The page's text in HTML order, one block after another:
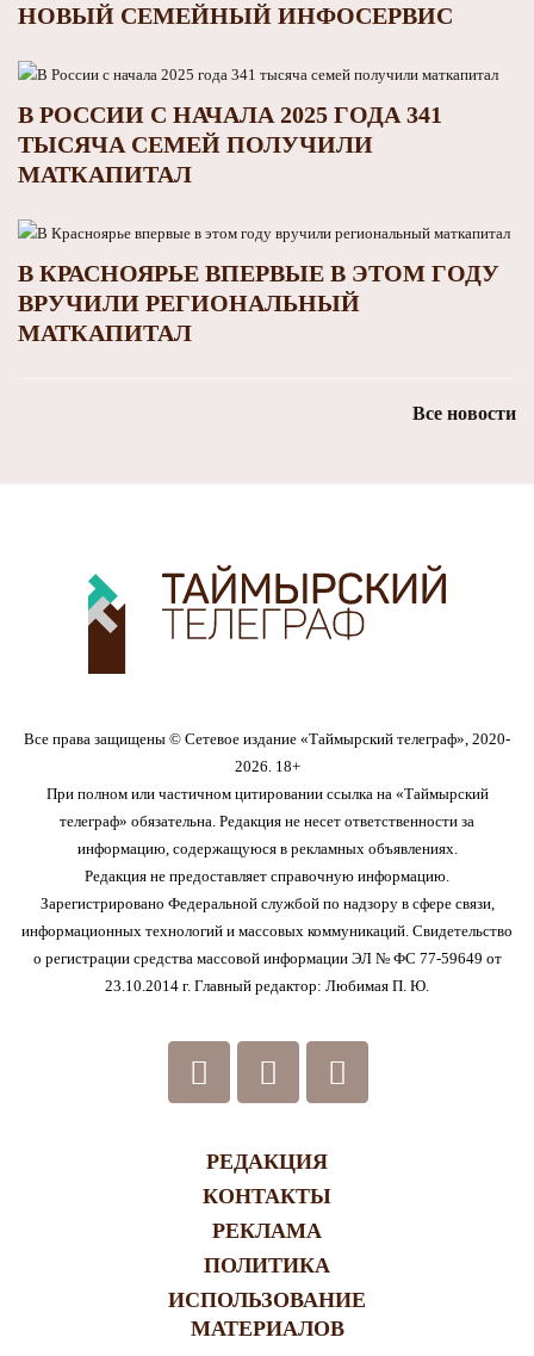
НОВЫЙ СЕМЕЙНЫЙ ИНФОСЕРВИС
В РОССИИ С НАЧАЛА 2025 ГОДА 341
ТЫСЯЧА СЕМЕЙ ПОЛУЧИЛИ
МАТКАПИТАЛ
В КРАСНОЯРЬЕ ВПЕРВЫЕ В ЭТОМ ГОДУ
ВРУЧИЛИ РЕГИОНАЛЬНЫЙ
МАТКАПИТАЛ
Все новости
Все права защищены © Сетевое издание «Таймырский телеграф», 2020-
2026. 18+
При полном или частичном цитировании ссылка на «Таймырский
телеграф» обязательна. Редакция не несет ответственности за
информацию, содержащуюся в рекламных объявлениях.
Редакция не предоставляет справочную информацию.
Зарегистрировано Федеральной службой по надзору в сфере связи,
информационных технологий и массовых коммуникаций. Свидетельство
о регистрации средства массовой информации ЭЛ № ФС 77-59649 от
23.10.2014 г. Главный редактор: Любимая П. Ю.
РЕДАКЦИЯ
КОНТАКТЫ
РЕКЛАМА
ПОЛИТИКА
ИСПОЛЬЗОВАНИЕ
МАТЕРИАЛОВ